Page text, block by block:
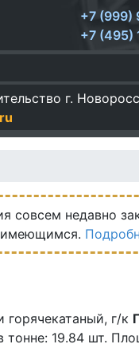
+7 (999)
+7 (495)
г.
совсем недавно
имеющимся.
горячекатаный, г/к
19.84 шт.